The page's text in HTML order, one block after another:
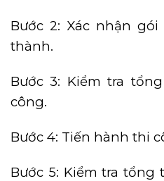
Bước 2: Xác nhận
thành.
Bước 3: Kiểm tra
công.
Bước 4: Tiến hành thi
Bước 5: Kiểm tra tổng